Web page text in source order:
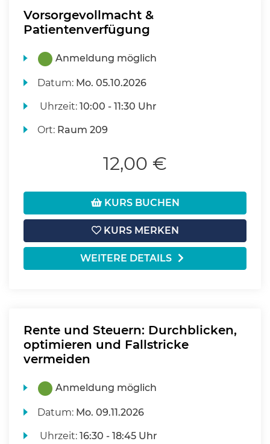
Vorsorgevollmacht &
Patientenverfügung
Anmeldung möglich
Datum: Mo. 05.10.2026
Uhrzeit:10:00 - 11:30 Uhr
Ort: Raum 209
12,00 €
KURS BUCHEN
KURS MERKEN
WEITERE DETAILS
Rente und Steuern: Durchblicken,
optimieren und Fallstricke
vermeiden
Anmeldung möglich
Datum: Mo. 09.11.2026
Uhrzeit:16:30 - 18:45 Uhr